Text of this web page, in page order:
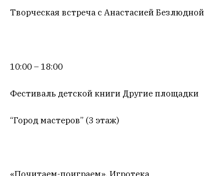
Творческая встреча с Анастасией Безлюдной
10:00 – 18:00
Фестиваль детской книги Другие площадки
“Город мастеров” (3 этаж)